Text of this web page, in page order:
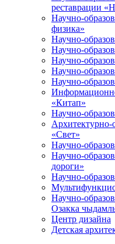
реставрации
Научно-
физика»
Научно-
Научно-
Научно-
Научно-
Научно-
«Китап»
Научно-
Архитектурно-
«Свет»
Научно-
Научно-
дороги»
Научно-
Научно-
Озакка
Центр дизайна
Детская